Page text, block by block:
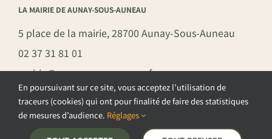
LA MAIRIE DE AUNAY-SOUS-AUNEAU
5 place de la mairie, 28700 Aunay-Sous-Auneau
02 37 31 81 01
mairie@aunay-sous-auneau.fr
©COPYRIGHT 2026 – COMMUNE DE AUNAY-SOUS-AUNEAU –
En poursuivant sur ce site, vous acceptez l’utilisation de
traceurs (cookies) qui ont pour finalité de faire des statistiques
de mesures d’audience. Réglages